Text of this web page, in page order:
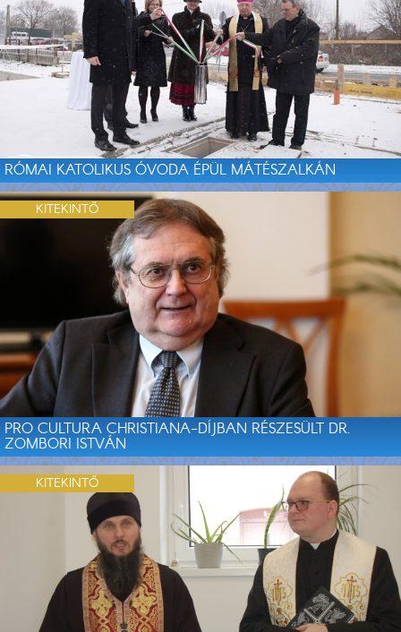
RÓMAI KATOLIKUS ÓVODA ÉPÜL MÁTÉSZALKÁN
PRO CULTURA CHRISTIANA-DÍJBAN RÉSZESÜLT DR.
ZOMBORI ISTVÁN
KITEKINTŐ
KITEKINTŐ